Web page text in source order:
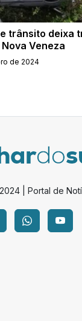
trânsito deixa
Veneza
de 2024
| Portal de